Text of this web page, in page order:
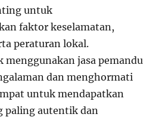
untuk
faktor keselamatan,
peraturan lokal.
menggunakan jasa pemandu
dan menghormati
untuk mendapatkan
paling autentik dan